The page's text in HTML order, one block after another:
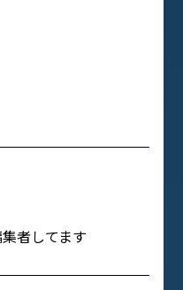
者してます